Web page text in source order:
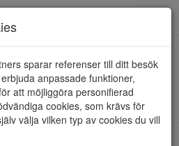
sparar referenser till ditt besök
anpassade funktioner,
att möjliggöra personifierad
cookies, som krävs för
välja vilken typ av cookies du vill